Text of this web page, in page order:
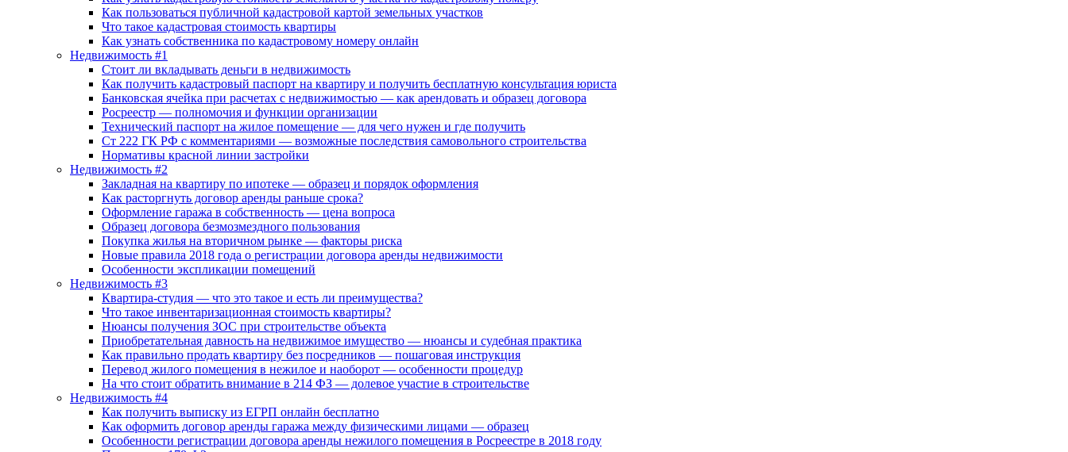
Как пользоваться публичной кадастровой картой земельных участков
Что такое кадастровая стоимость квартиры
Как узнать собственника по кадастровому номеру онлайн
Недвижимость #1
Стоит ли вкладывать деньги в недвижимость
Как получить кадастровый паспорт на квартиру и получить бесплатную консультация юриста
Банковская ячейка при расчетах с недвижимостью — как арендовать и образец договора
Росреестр — полномочия и функции организации
Технический паспорт на жилое помещение — для чего нужен и где получить
Ст 222 ГК РФ с комментариями — возможные последствия самовольного строительства
Нормативы красной линии застройки
Недвижимость #2
Закладная на квартиру по ипотеке — образец и порядок оформления
Как расторгнуть договор аренды раньше срока?
Оформление гаража в собственность — цена вопроса
Образец договора безмозмездного пользования
Покупка жилья на вторичном рынке — факторы риска
Новые правила 2018 года о регистрации договора аренды недвижимости
Особенности экспликации помещений
Недвижимость #3
Квартира-студия — что это такое и есть ли преимущества?
Что такое инвентаризационная стоимость квартиры?
Нюансы получения ЗОС при строительстве объекта
Приобретательная давность на недвижимое имущество — нюансы и судебная практика
Как правильно продать квартиру без посредников — пошаговая инструкция
Перевод жилого помещения в нежилое и наоборот — особенности процедур
На что стоит обратить внимание в 214 ФЗ — долевое участие в строительстве
Недвижимость #4
Как получить выписку из ЕГРП онлайн бесплатно
Как оформить договор аренды гаража между физическими лицами — образец
Особенности регистрации договора аренды нежилого помещения в Росреестре в 2018 году